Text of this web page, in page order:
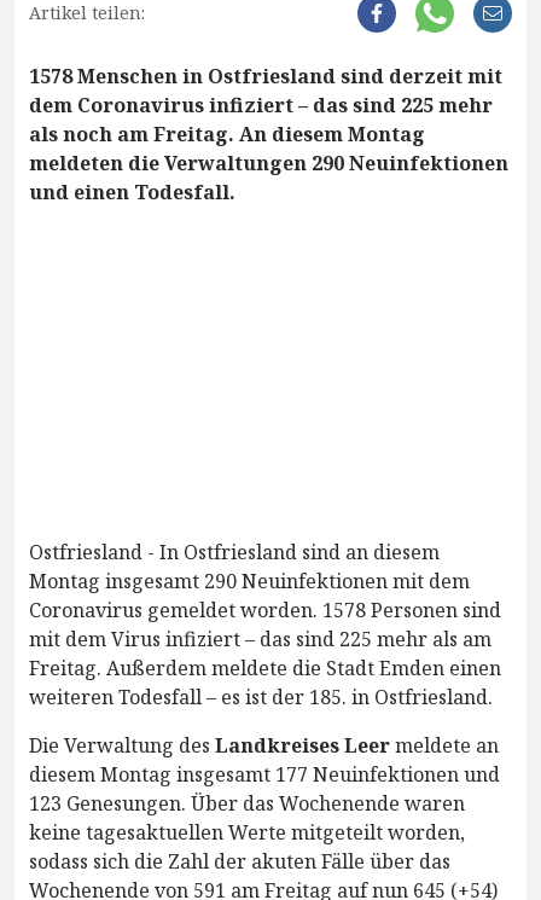
Artikel teilen:
1578 Menschen in Ostfriesland sind derzeit mit
dem Coronavirus infiziert – das sind 225 mehr
als noch am Freitag. An diesem Montag
meldeten die Verwaltungen 290 Neuinfektionen
und einen Todesfall.
Ostfriesland - In Ostfriesland sind an diesem
Montag insgesamt 290 Neuinfektionen mit dem
Coronavirus gemeldet worden. 1578 Personen sind
mit dem Virus infiziert – das sind 225 mehr als am
Freitag. Außerdem meldete die Stadt Emden einen
weiteren Todesfall – es ist der 185. in Ostfriesland.
Die Verwaltung des Landkreises Leermeldete an
diesem Montag insgesamt 177 Neuinfektionen und
123 Genesungen. Über das Wochenende waren
keine tagesaktuellen Werte mitgeteilt worden,
sodass sich die Zahl der akuten Fälle über das
Wochenende von 591 am Freitag auf nun 645 (+54)